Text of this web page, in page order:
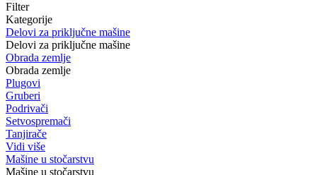
Filter
Kategorije
Delovi za priključne mašine
Delovi za priključne mašine
Obrada zemlje
Obrada zemlje
Plugovi
Gruberi
Podrivači
Setvospremači
Tanjirače
Vidi više
Mašine u stočarstvu
Mašine u stočarstvu